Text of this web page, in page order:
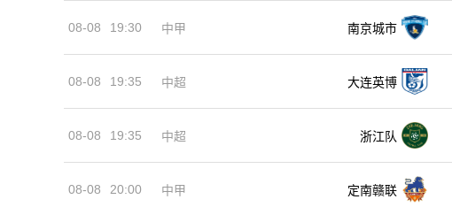
08-08 19:30 中甲 南京城市
08-08 19:35 中超 大连英博
08-08 19:35 中超 浙江队
08-08 20:00 中甲 定南赣联